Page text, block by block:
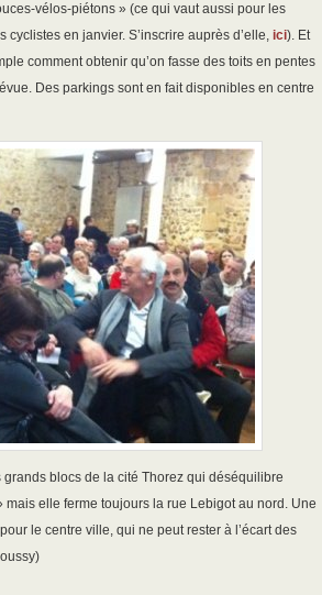
vélos-piétons » (ce qui vaut aussi pour les
en janvier. S’inscrire auprès d’elle, ici). Et
comment obtenir qu’on fasse des toits en pentes
Des parkings sont en fait disponibles en centre
blocs de la cité Thorez qui déséquilibre
elle ferme toujours la rue Lebigot au nord. Une
le centre ville, qui ne peut rester à l’écart des